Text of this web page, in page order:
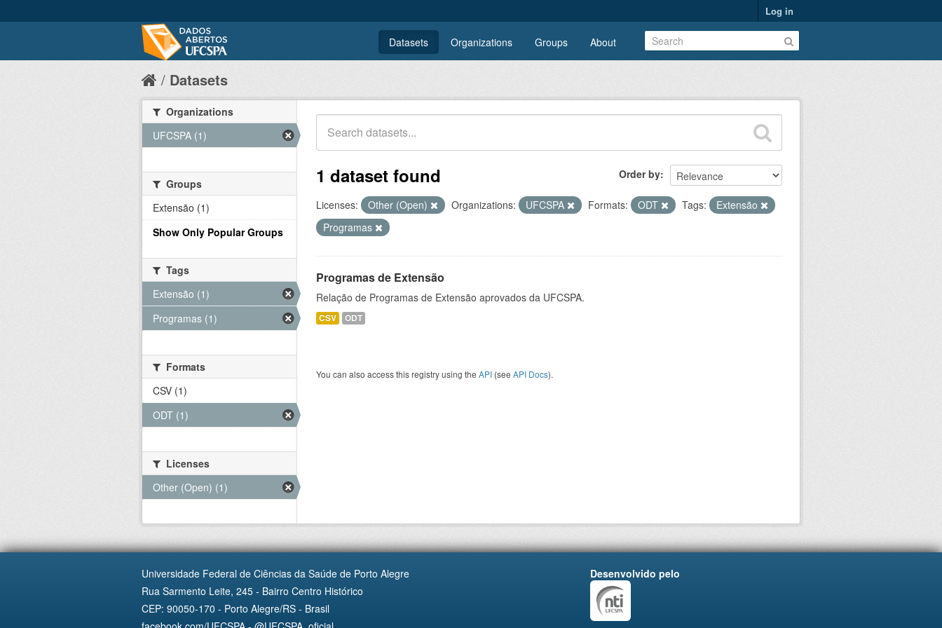
Log in
Datasets Organizations Groups About
Datasets
Order by
1 dataset found
Licenses: Other (Open) Organizations: UFCSPA Formats: ODT Tags:
Extensão
Programas
Programas de Extensão
Relação de Programas de Extensão aprovados da UFCSPA.
CSV ODT
You can also access this registry using the API (see API Docs).
Organizations
UFCSPA (1)
Groups
Extensão (1)
Show Only Popular Groups
Tags
Extensão (1)
Programas (1)
Formats
CSV (1)
ODT (1)
Licenses
Other (Open) (1)
Universidade Federal de Ciências da Saúde de Porto Alegre
Rua Sarmento Leite, 245 - Bairro Centro Histórico
CEP: 90050-170 - Porto Alegre/RS - Brasil
Desenvolvido pelo